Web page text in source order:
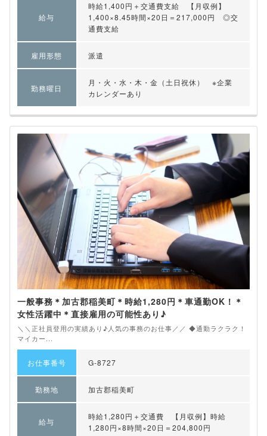
給与
時給1,400円＋交通費支給 【月収例】
1,400×8.45時間×20日＝217,000円 ◎交
通費支給
雇用形態 派遣
勤務曜日
月・火・水・木・金（土日祝休） ※企業
カレンダーあり
一般事務＊加古郡稲美町＊時給1,280円＊車通勤OK！＊
女性活躍中＊直接雇用の可能性あり♪
＼＼正社員登用の実績あり♪人気の事務のお仕事／／ ◆通勤ラクラク！
マイカー...
お仕事番号 G-8727
勤務地 加古郡稲美町
給与
時給1,280円＋交通費 【月収例】時給
1,280円×8時間×20日＝204,800円